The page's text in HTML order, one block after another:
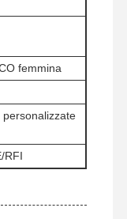
femmina
personalizzate
RFI